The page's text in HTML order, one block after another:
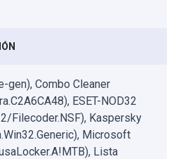
gen), Combo Cleaner
ESET-NOD32
Filecoder.NSF), Kaspersky
Microsoft
Lista